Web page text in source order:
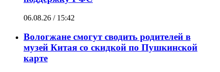
06.08.26 / 15:42
Вологжане смогут сводить родителей в
музей Китая со скидкой по Пушкинской
карте